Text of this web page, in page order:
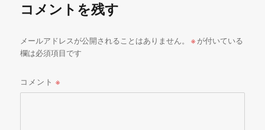
コメントを残す
メールアドレスが公開されることはありません。 ※ が付いている
欄は必須項目です
コメント※